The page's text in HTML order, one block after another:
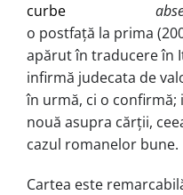
o postfaţă la prima
apărut în traducere în
infirmă judecata de
în urmă, ci o confirmă;
nouă asupra cărţii,
cazul romanelor bune.
Cartea este